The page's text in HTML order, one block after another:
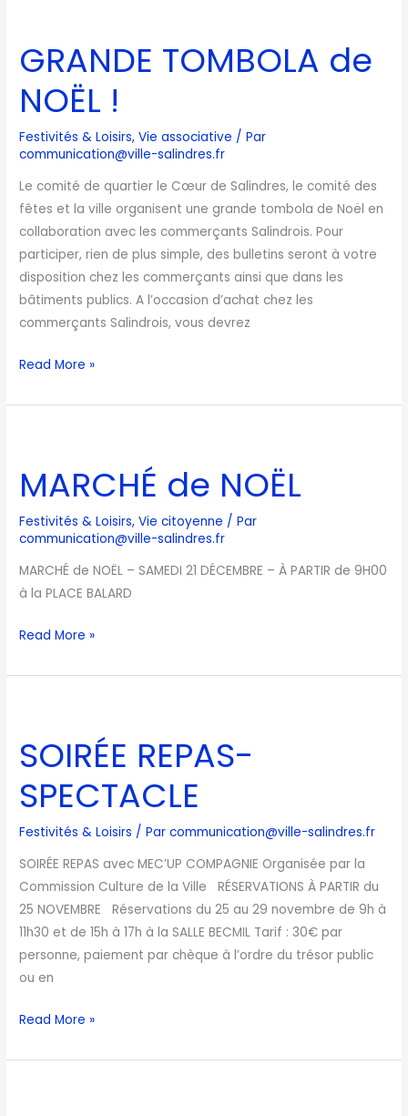
GRANDE TOMBOLA de
NOËL !
Festivités & Loisirs,Vie associative / Par
communication@ville-salindres.fr
Le comité de quartier le Cœur de Salindres, le comité des
fêtes et la ville organisent une grande tombola de Noël en
collaboration avec les commerçants Salindrois. Pour
participer, rien de plus simple, des bulletins seront à votre
disposition chez les commerçants ainsi que dans les
bâtiments publics. A l’occasion d’achat chez les
commerçants Salindrois, vous devrez
de
Read More »
MARCHÉ de NOËL
Festivités & Loisirs,Vie citoyenne / Par
communication@ville-salindres.fr
MARCHÉ de NOËL – SAMEDI 21 DÉCEMBRE – À PARTIR de 9H00
à la PLACE BALARD
NOËL
Read More »
SOIRÉE REPAS-
SPECTACLE
Festivités & Loisirs / Parcommunication@ville-salindres.fr
SOIRÉE REPAS avec MEC’UP COMPAGNIE Organisée par la
Commission Culture de la Ville RÉSERVATIONS À PARTIR du
25 NOVEMBRE Réservations du 25 au 29 novembre de 9h à
11h30 et de 15h à 17h à la SALLE BECMIL Tarif : 30€ par
personne, paiement par chèque à l’ordre du trésor public
ou en
SPECTACLE
Read More »